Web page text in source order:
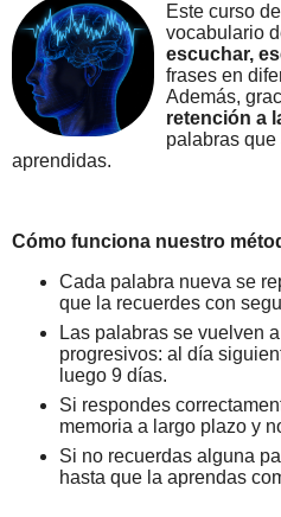
Este curso
vocabulario
escuchar,
frases en
Además,
retención a
palabras
aprendidas.
Cómo funciona nuestro
Cada palabra nueva se
que la recuerdes con
Las palabras se vuelven
progresivos: al día
luego 9 días.
Si respondes
memoria a largo plazo y
Si no recuerdas alguna
hasta que la aprendas